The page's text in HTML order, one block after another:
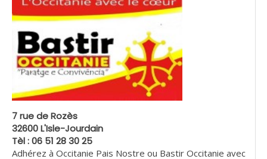
7 rue de Rozès
32600 L'Isle-Jourdain
Tèl : 06 51 28 30 25
Adhérez à Occitanie Pais Nostre ou Bastir Occitanie avec